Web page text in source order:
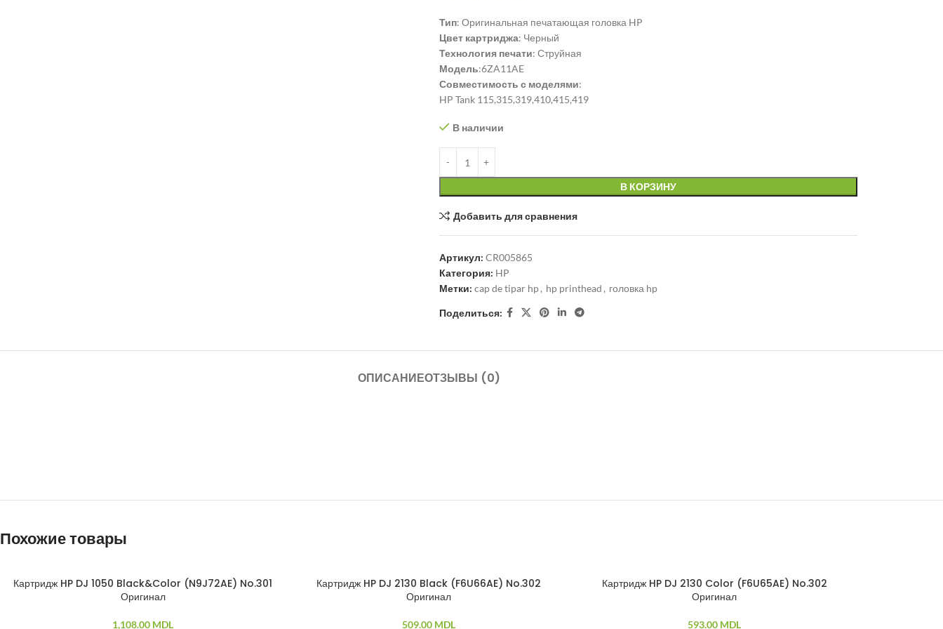
Тип: Оригинальная печатающая головка HP
Цвет картриджа: Черный
Технология печати: Струйная
Модель:6ZA11AE
Совместимость с моделями:
HP Tank 115,315,319,410,415,419
В наличии
В КОРЗИНУ
Добавить для сравнения
Артикул: CR005865
Категория: HP
Метки: cap de tipar hp, hp printhead , головка hp
Поделиться:
ОПИСАНИЕОТЗЫВЫ (0)
Похожие товары
ПРОДАНО
Картридж HP DJ 1050 Black&Color (N9J72AE) No.301
Оригинал
1,108.00 MDL
Картридж HP DJ 2130 Black (F6U66AE) No.302
Оригинал
509.00 MDL
Картридж HP DJ 2130 Color (F6U65AE) No.302
Оригинал
593.00 MDL